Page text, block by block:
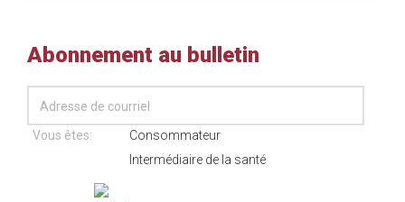
Abonnement au bulletin
Vous êtes:
Consommateur
Intermédiaire de la santé